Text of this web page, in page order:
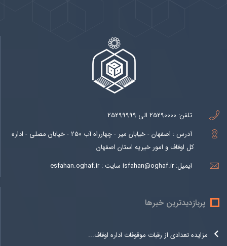
تلفن: 25290000 الی 25299999
آدرس : اصفهان - خیابان میر - چهارراه آب 250 - خیابان مصلی - اداره
کل اوقاف و امور خیریه استان اصفهان
ایمیل:isfahan@oghaf.ir سایت : esfahan.oghaf.ir
پربازدیدترین خبرها
مزایده تعدادی از رقبات موقوفات اداره اوقاف...